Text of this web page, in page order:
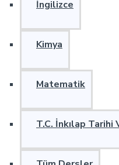
İngilizce
Kimya
Matematik
T.C. İnkılap